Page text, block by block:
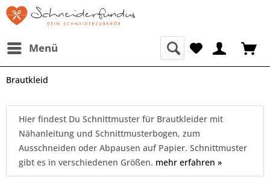
Menü
Brautkleid
Hier findest Du Schnittmuster für Brautkleider mit
Nähanleitung und Schnittmusterbogen, zum
Ausschneiden oder Abpausen auf Papier. Schnittmuster
gibt es in verschiedenen Größen. mehr erfahren »